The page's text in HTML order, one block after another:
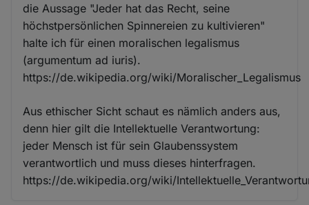
die Aussage "Jeder hat das Recht, seine
höchstpersönlichen Spinnereien zu kultivieren"
halte ich für einen moralischen legalismus
(argumentum ad iuris).
https://de.wikipedia.org/wiki/Moralischer_Legalismus
Aus ethischer Sicht schaut es nämlich anders aus,
denn hier gilt die Intellektuelle Verantwortung:
jeder Mensch ist für sein Glaubenssystem
verantwortlich und muss dieses hinterfragen.
https://de.wikipedia.org/wiki/